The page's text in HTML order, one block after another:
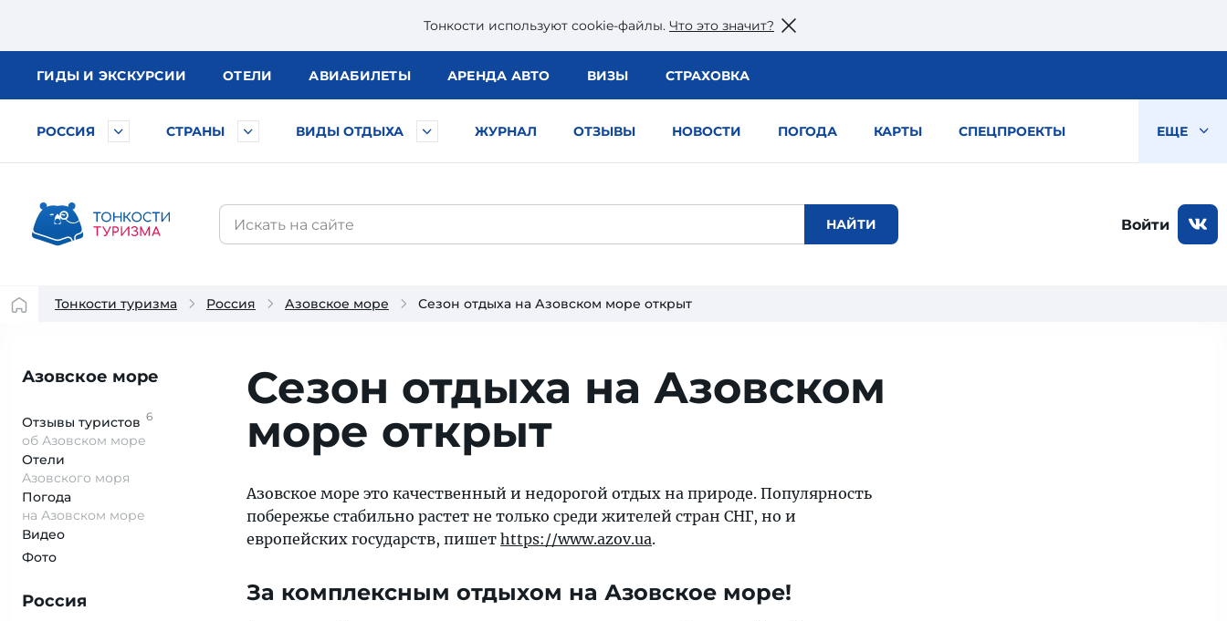
Тонкости используют сookie-файлы. Что это значит?
ГИДЫ И ЭКСКУРСИИ ОТЕЛИ АВИАБИЛЕТЫ АРЕНДА АВТО ВИЗЫ СТРАХОВКА
РОССИЯ СТРАНЫ ВИДЫ ОТДЫХА ЖУРНАЛ ОТЗЫВЫ НОВОСТИ ПОГОДА КАРТЫ СПЕЦПРОЕКТЫ ЕЩЕ
Войти
Тонкости туризма Россия Азовское море Сезон отдыха на Азовском море открыт
Азовское море
Отзывы туристов 6
об Азовском море
Отели
Азовского моря
Погода
на Азовском море
Видео
Фото
Россия
Сезон отдыха на Азовском
море открыт
Азовское море это качественный и недорогой отдых на природе. Популярность
побережье стабильно растет не только среди жителей стран СНГ, но и
европейских государств, пишет https://www.azov.ua.
За комплексным отдыхом на Азовское море!